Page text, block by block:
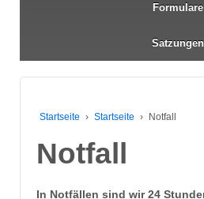
Formulare
Satzungen
Startseite › Startseite › Notfall
Notfall
In Notfällen sind wir 24